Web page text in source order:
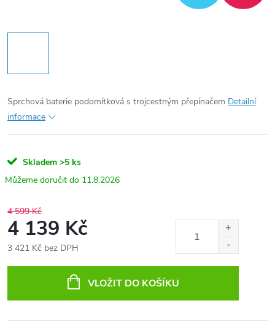
Sprchová baterie podomítková s trojcestným přepínačem Detailní
informace
Skladem >5 ks
11.8.2026
4 599 Kč
4 139 Kč
3 421 Kč bez DPH
VLOŽIT DO KOŠÍKU